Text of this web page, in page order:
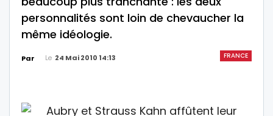
personnalités sont loin de chevaucher la
même idéologie.
FRANCE
Par Le 24 Mai 2010 14:13